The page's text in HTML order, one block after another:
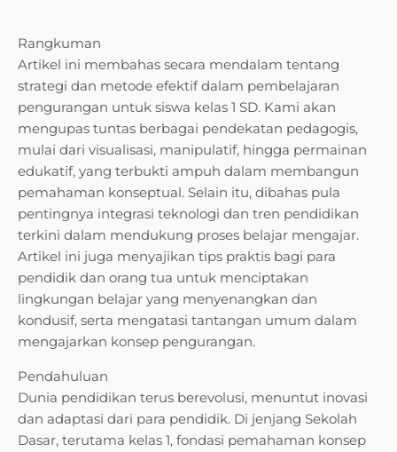
Rangkuman
Artikel ini membahas secara mendalam tentang
strategi dan metode efektif dalam pembelajaran
pengurangan untuk siswa kelas 1 SD. Kami akan
mengupas tuntas berbagai pendekatan pedagogis,
mulai dari visualisasi, manipulatif, hingga permainan
edukatif, yang terbukti ampuh dalam membangun
pemahaman konseptual. Selain itu, dibahas pula
pentingnya integrasi teknologi dan tren pendidikan
terkini dalam mendukung proses belajar mengajar.
Artikel ini juga menyajikan tips praktis bagi para
pendidik dan orang tua untuk menciptakan
lingkungan belajar yang menyenangkan dan
kondusif, serta mengatasi tantangan umum dalam
mengajarkan konsep pengurangan.
Pendahuluan
Dunia pendidikan terus berevolusi, menuntut inovasi
dan adaptasi dari para pendidik. Di jenjang Sekolah
Dasar, terutama kelas 1, fondasi pemahaman konsep